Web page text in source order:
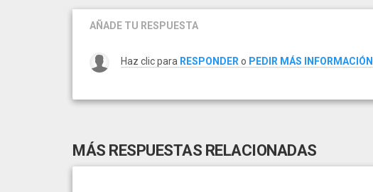
AÑADE TU RESPUESTA
Haz clic para RESPONDER o PEDIR MÁS INFORMACIÓN
MÁS RESPUESTAS RELACIONADAS